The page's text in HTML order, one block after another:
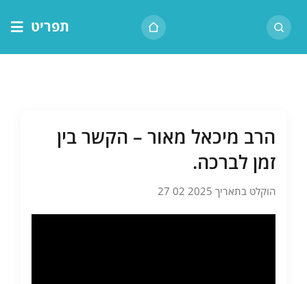
לתוכן
תפריט
שיעור יומיהרב מיכאל מאור – הקשר בין
זמן לברכה.
הוקלט בתאריך 2025 02 27